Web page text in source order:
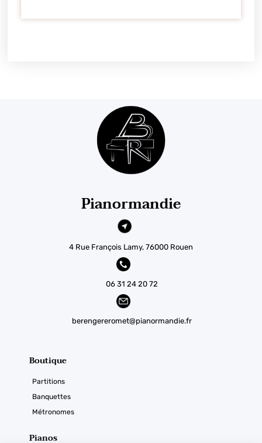
Pianormandie
4 Rue François Lamy, 76000 Rouen
06 31 24 20 72
berengereromet@pianormandie.fr
Boutique
Partitions
Banquettes
Métronomes
Pianos